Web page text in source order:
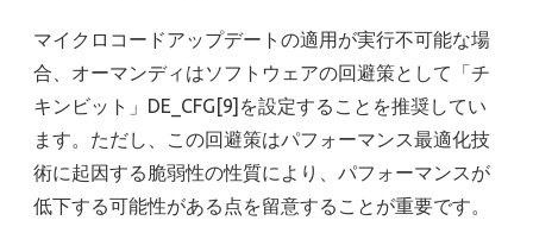
マイクロコードアップデートの適用が実行不可能な場
合、オーマンディはソフトウェアの回避策として「チ
キンビット」DE_CFG[9]を設定することを推奨してい
ます。ただし、この回避策はパフォーマンス最適化技
術に起因する脆弱性の性質により、パフォーマンスが
低下する可能性がある点を留意することが重要です。